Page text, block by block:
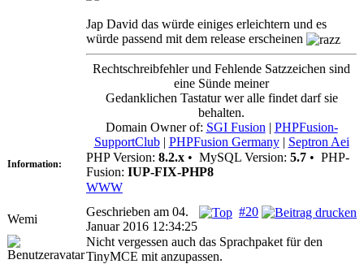
Jap David das würde einiges erleichtern und es
würde passend mit dem release erscheinen
Rechtschreibfehler und Fehlende Satzzeichen sind
eine Sünde meiner
Gedanklichen Tastatur wer alle findet darf sie
behalten.
Domain Owner of: SGI Fusion | PHPFusion-
SupportClub| PHPFusion Germany| Septron Aei
Information: PHP Version: 8.2.x • MySQL Version: 5.7 • PHP-
Fusion: IUP-FIX-PHP8
WWW
Wemi
#20
Geschrieben am 04.
Januar 2016 12:34:25
Nicht vergessen auch das Sprachpaket für den
TinyMCE mit anzupassen.